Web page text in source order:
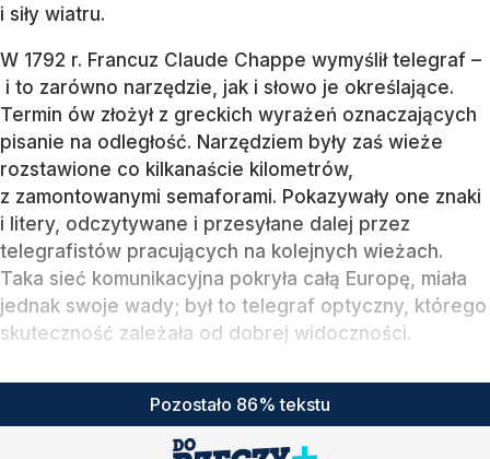
i siły wiatru.
W 1792 r. Francuz Claude Chappe wymyślił telegraf –
i to zarówno narzędzie, jak i słowo je określające.
Termin ów złożył z greckich wyrażeń oznaczających
pisanie na odległość. Narzędziem były zaś wieże
rozstawione co kilkanaście kilometrów,
z zamontowanymi semaforami. Pokazywały one znaki
i litery, odczytywane i przesyłane dalej przez
telegrafistów pracujących na kolejnych wieżach.
Taka sieć komunikacyjna pokryła całą Europę, miała
jednak swoje wady; był to telegraf optyczny, którego
skuteczność zależała od dobrej widoczności.
Pozostało 86% tekstu